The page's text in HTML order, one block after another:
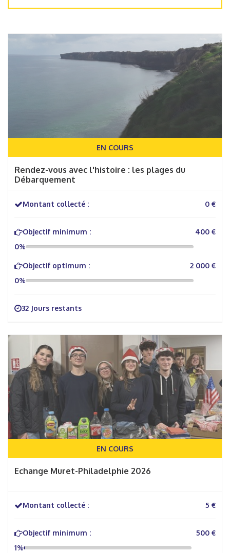
EN COURS
Rendez-vous avec l'histoire : les plages du
Débarquement
Montant collecté : 0 €
Objectif minimum :
400 €
0%
Objectif optimum :
2 000 €
0%
32 Jours restants
EN COURS
Echange Muret-Philadelphie 2026
Montant collecté : 5 €
Objectif minimum :
500 €
1%